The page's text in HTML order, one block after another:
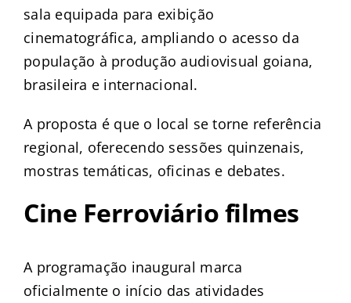
sala equipada para exibição
cinematográfica, ampliando o acesso da
população à produção audiovisual goiana,
brasileira e internacional.
A proposta é que o local se torne referência
regional, oferecendo sessões quinzenais,
mostras temáticas, oficinas e debates.
Cine Ferroviário filmes
A programação inaugural marca
oficialmente o início das atividades